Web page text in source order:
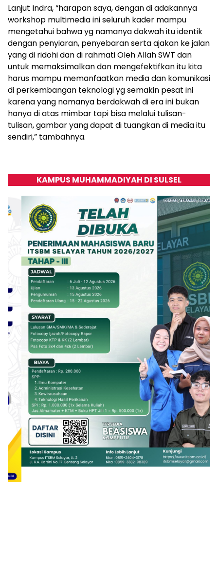
Lanjut Indra, “harapan saya, dengan di adakannya
workshop multimedia ini seluruh kader mampu
mengetahui bahwa yg namanya dakwah itu identik
dengan penyiaran, penyebaran serta ajakan ke jalan
yang di ridohi dan di rahmati Oleh Allah SWT dan
untuk memaksimalkan dan mengefektifkan itu kita
harus mampu memanfaatkan media dan komunikasi
di perkembangan teknologi yg semakin pesat ini
karena yang namanya berdakwah di era ini bukan
hanya di atas mimbar tapi bisa melalui tulisan-
tulisan, gambar yang dapat di tuangkan di media itu
sendiri,” tambahnya.
KAMPUS MUHAMMADIYAH DI SULSEL